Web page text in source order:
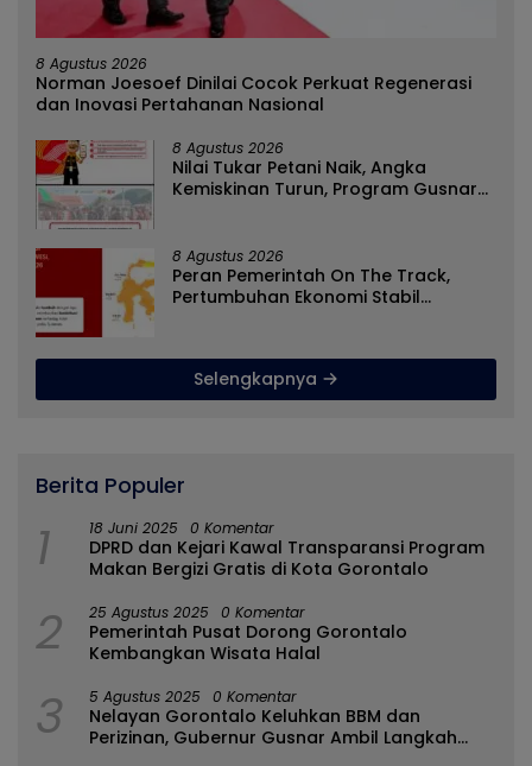
8 Agustus 2026
Norman Joesoef Dinilai Cocok Perkuat Regenerasi
dan Inovasi Pertahanan Nasional
8 Agustus 2026
Nilai Tukar Petani Naik, Angka
Kemiskinan Turun, Program Gusnar-
8 Agustus 2026
Peran Pemerintah On The Track,
Pertumbuhan Ekonomi Stabil
Selengkapnya
Berita Populer
1 18 Juni 2025 0 Komentar
DPRD dan Kejari Kawal Transparansi Program
Makan Bergizi Gratis di Kota Gorontalo
2 25 Agustus 2025 0 Komentar
Pemerintah Pusat Dorong Gorontalo
Kembangkan Wisata Halal
3 5 Agustus 2025 0 Komentar
Nelayan Gorontalo Keluhkan BBM dan
Perizinan, Gubernur Gusnar Ambil Langkah